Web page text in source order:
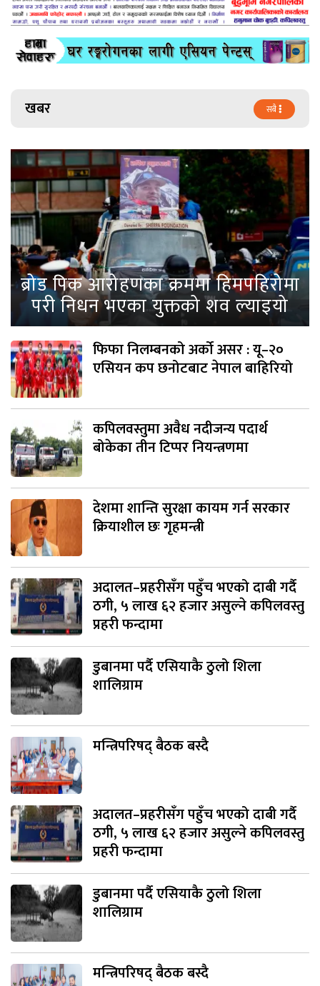
खबर सबै
ब्रोड पिक आरोहणका क्रममा हिमपहिरोमा
परी निधन भएका युक्तको शव ल्याइयो
फिफा निलम्बनको अर्को असर : यू–२०
एसियन कप छनोटबाट नेपाल बाहिरियो
कपिलवस्तुमा अवैध नदीजन्य पदार्थ
बोकेका तीन टिप्पर नियन्त्रणमा
देशमा शान्ति सुरक्षा कायम गर्न सरकार
क्रियाशील छः गृहमन्त्री
अदालत–प्रहरीसँग पहुँच भएको दाबी गर्दै
ठगी, ५ लाख ६२ हजार असुल्ने कपिलवस्तु
प्रहरी फन्दामा
डुबानमा पर्दै एसियाकै ठुलो शिला
शालिग्राम
मन्त्रिपरिषद् बैठक बस्दै
अदालत–प्रहरीसँग पहुँच भएको दाबी गर्दै
ठगी, ५ लाख ६२ हजार असुल्ने कपिलवस्तु
प्रहरी फन्दामा
डुबानमा पर्दै एसियाकै ठुलो शिला
शालिग्राम
मन्त्रिपरिषद् बैठक बस्दै